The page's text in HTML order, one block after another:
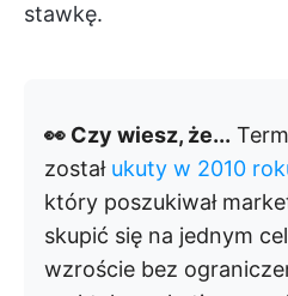
stawkę.
👀 Czy wiesz, że...
został ukuty w 2010
który poszukiwał
skupić się na jednym
wzroście bez